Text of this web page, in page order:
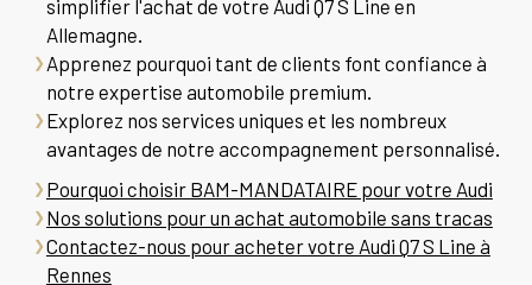
simplifier l'achat de votre Audi Q7 S Line en
Allemagne.
Apprenez pourquoi tant de clients font confiance à
notre expertise automobile premium.
Explorez nos services uniques et les nombreux
avantages de notre accompagnement personnalisé.
Pourquoi choisir BAM-MANDATAIRE pour votre Audi
Nos solutions pour un achat automobile sans tracas
Contactez-nous pour acheter votre Audi Q7 S Line à
Rennes